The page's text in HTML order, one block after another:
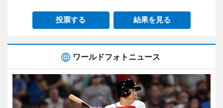
投票する 結果を見る
ワールドフォトニュース